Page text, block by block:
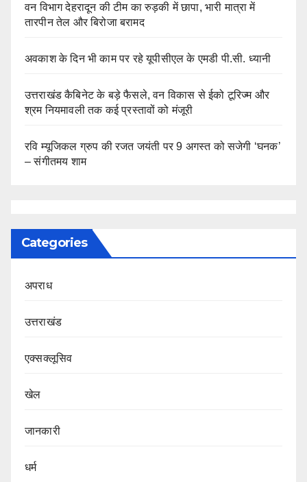
वन विभाग देहरादून की टीम का रुड़की में छापा, भारी मात्रा में
तारपीन तेल और बिरोजा बरामद
अवकाश के दिन भी काम पर रहे यूपीसीएल के एमडी पी.सी. ध्यानी
उत्तराखंड कैबिनेट के बड़े फैसले, वन विकास से ईको टूरिज्म और
श्रम नियमावली तक कई प्रस्तावों को मंजूरी
रवि म्यूजिकल ग्रुप की रजत जयंती पर 9 अगस्त को सजेगी ‘घनक’
– संगीतमय शाम
Categories
अपराध
उत्तराखंड
एक्सक्लूसिव
खेल
जानकारी
धर्म